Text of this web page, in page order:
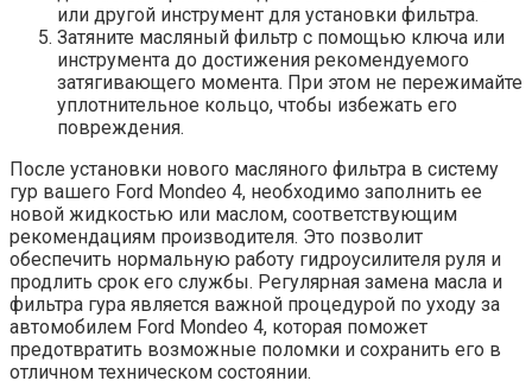
или другой инструмент для установки фильтра.
Затяните масляный фильтр с помощью ключа или
инструмента до достижения рекомендуемого
затягивающего момента. При этом не пережимайте
уплотнительное кольцо, чтобы избежать его
повреждения.
После установки нового масляного фильтра в систему
гур вашего Ford Mondeo 4, необходимо заполнить ее
новой жидкостью или маслом, соответствующим
рекомендациям производителя. Это позволит
обеспечить нормальную работу гидроусилителя руля и
продлить срок его службы. Регулярная замена масла и
фильтра гура является важной процедурой по уходу за
автомобилем Ford Mondeo 4, которая поможет
предотвратить возможные поломки и сохранить его в
отличном техническом состоянии.